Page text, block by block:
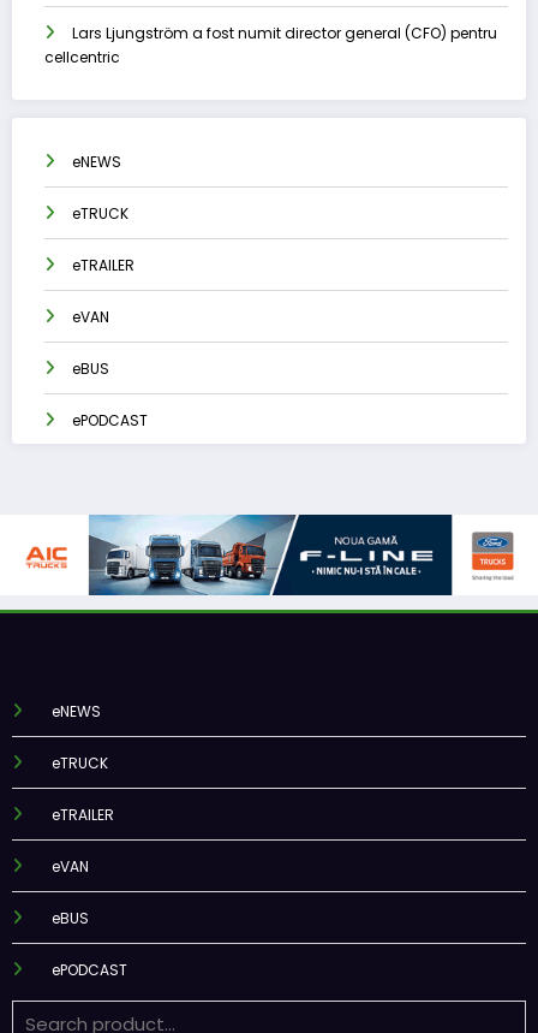
Lars Ljungström a fost numit director general (CFO) pentru
cellcentric
eNEWS
eTRUCK
eTRAILER
eVAN
eBUS
ePODCAST
eNEWS
eTRUCK
eTRAILER
eVAN
eBUS
ePODCAST